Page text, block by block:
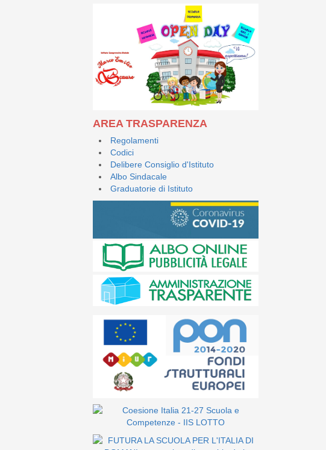
AREA TRASPARENZA
Regolamenti
Codici
Delibere Consiglio d'Istituto
Albo Sindacale
Graduatorie di Istituto